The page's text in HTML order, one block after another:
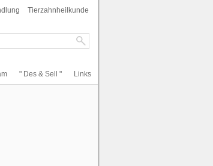
Tierzahnheilkunde
" Des & Sell " Links